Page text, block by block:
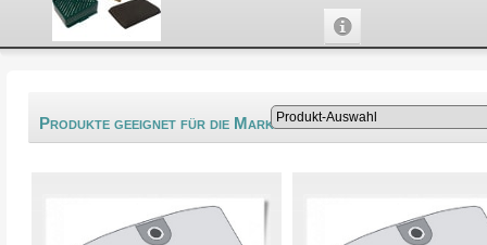
Produkte geeignet für die Marke Arlett®